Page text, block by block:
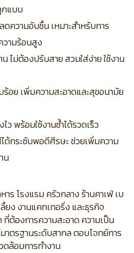
แบบ
ดความอับชื้น เหมาะสำหรับการ
ามร้อนสูง
ไม่ต้องปรับสาย สวมใส่ง่าย ใช้งาน
ร้อย เพิ่มความสะอาดและสุขอนามัย
ว พร้อมใช้งานซ้ำได้รวดเร็ว
ด้กระชับพอดีศีรษะ ช่วยเพิ่มความ
น
าร โรงแรม ครัวกลาง ร้านคาเฟ่ เบ
ยง งานแคทเทอริ่ง และธุรกิจ
ที่ต้องการความสะอาด ความเป็น
ตรฐานระดับสากล ตอบโจทย์การ
ดล้อมการทำงาน